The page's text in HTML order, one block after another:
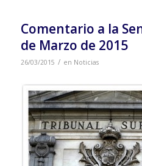
Comentario a la
de Marzo de 2015
26/03/2015 / en Noticias